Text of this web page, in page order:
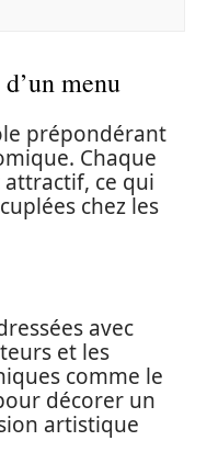
menu
prépondérant
Chaque
ce qui
chez les
avec
et les
comme le
décorer un
artistique